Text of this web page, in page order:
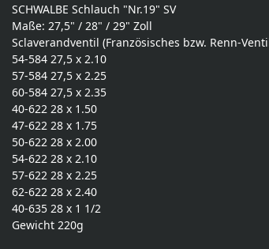
SCHWALBE Schlauch "Nr.19" SV
Maße: 27,5" / 28" / 29" Zoll
Sclaverandventil (Französisches bzw. Renn-
54-584 27,5 x 2.10
57-584 27,5 x 2.25
60-584 27,5 x 2.35
40-622 28 x 1.50
47-622 28 x 1.75
50-622 28 x 2.00
54-622 28 x 2.10
57-622 28 x 2.25
62-622 28 x 2.40
40-635 28 x 1 1/2
Gewicht 220g